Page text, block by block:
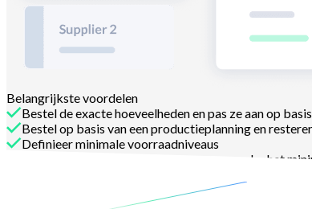
Belangrijkste voordelen
Bestel de exacte hoeveelheden en pas ze aan op
Bestel op basis van een productieplanning en
Definieer minimale voorraadniveaus
Ontvang een waarschuwing wanneer u onder het